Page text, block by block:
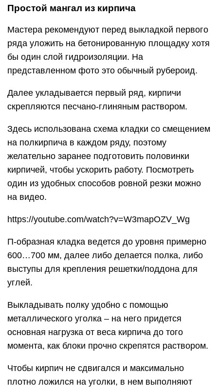
Простой мангал из кирпича
Мастера рекомендуют перед выкладкой первого
ряда уложить на бетонированную площадку хотя
бы один слой гидроизоляции. На
представленном фото это обычный рубероид.
Далее укладывается первый ряд, кирпичи
скрепляются песчано-глиняным раствором.
Здесь использована схема кладки со смещением
на полкирпича в каждом ряду, поэтому
желательно заранее подготовить половинки
кирпичей, чтобы ускорить работу. Посмотреть
один из удобных способов ровной резки можно
на видео.
https://youtube.com/watch?v=W3mapOZV_Wg
П-образная кладка ведется до уровня примерно
600…700 мм, далее либо делается полка, либо
выступы для крепления решетки/поддона для
углей.
Выкладывать полку удобно с помощью
металлического уголка – на него придется
основная нагрузка от веса кирпича до того
момента, как блоки прочно скрепятся раствором.
Чтобы кирпич не сдвигался и максимально
плотно ложился на уголки, в нем выполняют